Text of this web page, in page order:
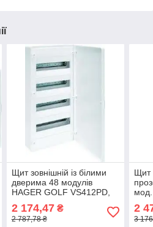
Щит зовнішній із білими
дверима 48 модулів
HAGER GOLF VS412РD,
розподільна для автоматів
2 174,47₴
2 787,78 ₴
Щит
2
3